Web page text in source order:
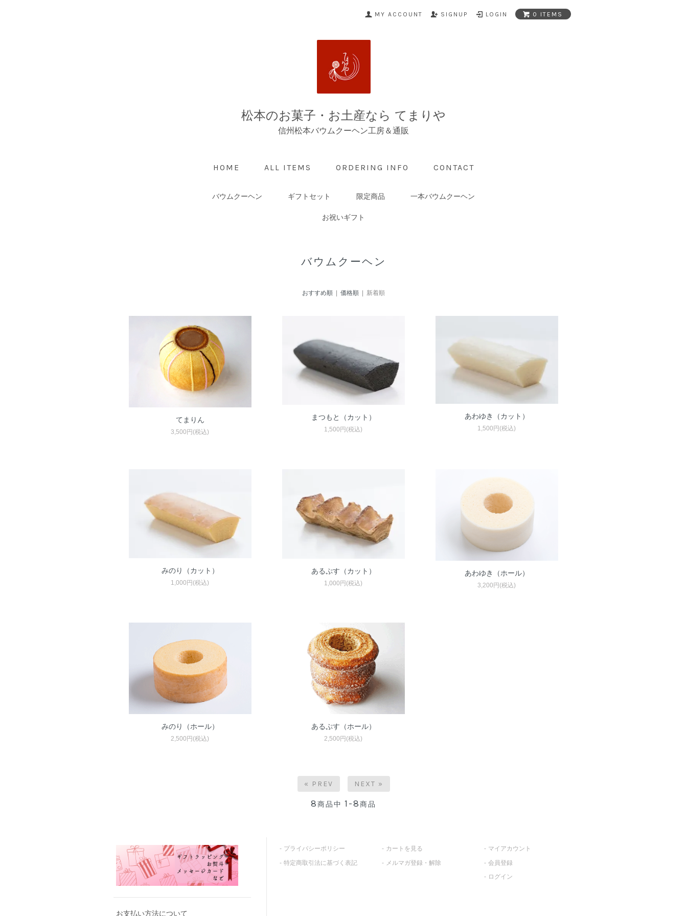
MY ACCOUNT SIGNUP LOGIN 0 ITEMS
松本のお菓子・お土産なら てまりや
信州松本バウムクーヘン工房＆通販
HOME ALL ITEMS ORDERING INFO CONTACT
バウムクーヘン ギフトセット 限定商品 一本バウムクーヘン
お祝いギフト
バウムクーヘン
おすすめ順 価格順 | 新着順
てまりん
3,500円(税込)
まつもと（カット）
1,500円(税込)
あわゆき（カット）
1,500円(税込)
みのり（カット）
1,000円(税込)
あるぷす（カット）
1,000円(税込)
あわゆき（ホール）
3,200円(税込)
みのり（ホール）
2,500円(税込)
あるぷす（ホール）
2,500円(税込)
« PREV NEXT »
8商品中 1-8商品
お支払い方法について
プライバシーポリシー
特定商取引法に基づく表記
カートを見る
メルマガ登録・解除
マイアカウント
会員登録
ログイン